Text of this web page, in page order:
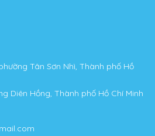
Tân Sơn Nhì, Thành phố Hồ
Diên Hồng, Thành phố Hồ Chí Minh